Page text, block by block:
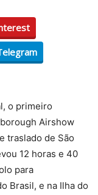
o primeiro
Airshow
traslado de São
12 horas e 40
para
Brasil, e na Ilha do